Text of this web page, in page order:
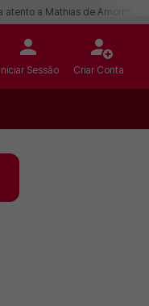
atento a Mathias de Amorim
Iniciar Sessão Criar Conta